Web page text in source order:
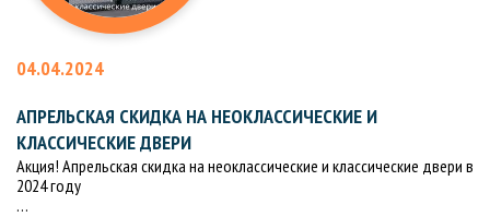
04.04.2024
АПРЕЛЬСКАЯ СКИДКА НА НЕОКЛАССИЧЕСКИЕ И
КЛАССИЧЕСКИЕ ДВЕРИ
Акция! Апрельская скидка на неоклассические и классические двери в
2024 году
…